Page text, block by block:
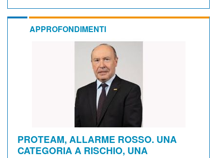
APPROFONDIMENTI
PROTEAM, ALLARME ROSSO. UNA
CATEGORIA A RISCHIO, UNA